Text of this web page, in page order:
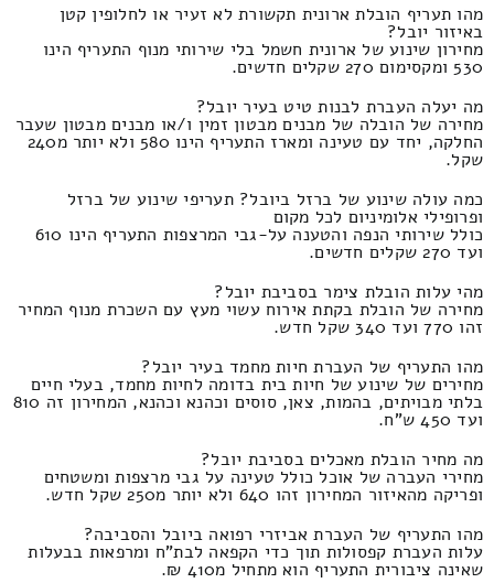
מהו תעריף הובלת ארונית תקשורת לא זעיר או לחלופין קטן
באיזור יובל?
מחירון שינוע של ארונית חשמל בלי שירותי מנוף התעריף הינו
530 ומקסימום 270 שקלים חדשים.
מה יעלה העברת לבנות טיט בעיר יובל?
מחירה של הובלה של מבנים מבטון זמין ו/או מבנים מבטון שעבר
החלקה, יחד עם טעינה ומארז התעריף הינו 580 ולא יותר מ240
שקל.
כמה עולה שינוע של ברזל ביובל? תעריפי שינוע של ברזל
ופרופילי אלומיניום לכל מקום
כולל שירותי הנפה והטענה על-גבי המרצפות התעריף הינו 610
ועד 270 שקלים חדשים.
מהי עלות הובלת צימר בסביבת יובל?
מחירה של הובלת בקתת אירוח עשוי מעץ עם השכרת מנוף המחיר
זהו 770 ועד 340 שקל חדש.
מהו התעריף של העברת חיות מחמד בעיר יובל?
מחירים של שינוע של חיות בית בדומה לחיות מחמד, בעלי חיים
בלתי מבויתים, בהמות, צאן, סוסים וכהנא וכהנא, המחירון זה 810
ועד 450 ש"ח.
מה מחיר הובלת מאכלים בסביבת יובל?
מחירי העברה של אוכל כולל טעינה על גבי מרצפות ומשטחים
ופריקה מהאיזור המחירון זהו 640 ולא יותר מ250 שקל חדש.
מהו התעריף של העברת אביזרי רפואה ביובל והסביבה?
עלות העברת קפסולות תוך כדי הקפאה לבת"ח ומרפאות בבעלות
שאינה ציבורית התעריף הוא מתחיל מ410 ₪.